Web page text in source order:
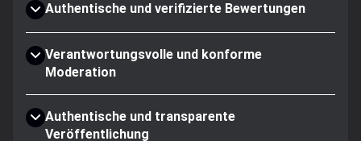
Authentische und verifizierte Bewertungen
Verantwortungsvolle und konforme
Moderation
Authentische und transparente
Veröffentlichung